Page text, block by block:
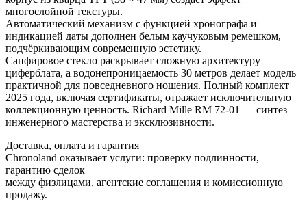
многослойной текстуры.
Автоматический механизм с функцией хронографа и
индикацией даты дополнен белым каучуковым ремешком,
подчёркивающим современную эстетику.
Сапфировое стекло раскрывает сложную архитектуру
циферблата, а водонепроницаемость 30 метров делает модель
практичной для повседневного ношения. Полный комплект
2025 года, включая сертификаты, отражает исключительную
коллекционную ценность. Richard Mille RM 72-01 — синтез
инженерного мастерства и эксклюзивности.
Доставка, оплата и гарантия
Chronoland оказывает услуги: проверку подлинности,
гарантию сделок
между физлицами, агентские соглашения и комиссионную
продажу.